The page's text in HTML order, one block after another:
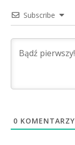
Subscribe
0 KOMENTARZY